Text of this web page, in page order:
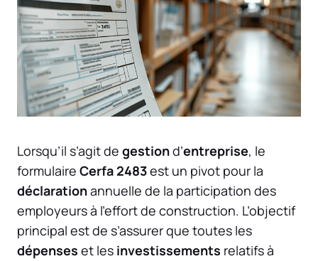
Lorsqu’il s’agit de gestiond’entreprise, le
formulaire Cerfa 2483est un pivot pour la
déclarationannuelle de la participation des
employeurs à l’effort de construction. L’objectif
principal est de s’assurer que toutes les
dépenses et les investissements relatifs à